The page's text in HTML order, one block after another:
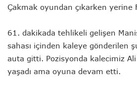
Çakmak oyundan çıkarken yerine
61. dakikada tehlikeli gelişen
sahası içinden kaleye gönderilen
auta gitti. Pozisyonda kalecimiz
yaşadı ama oyuna devam etti.